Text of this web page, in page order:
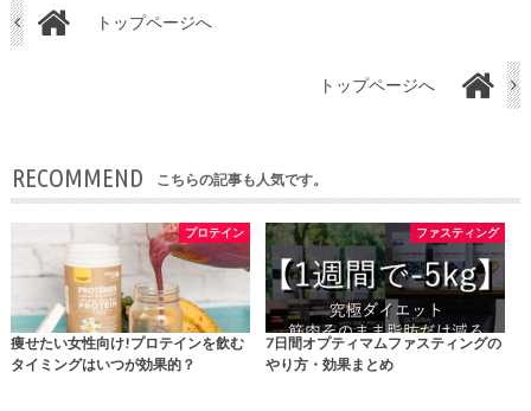
トップページへ
トップページへ
RECOMMEND こちらの記事も人気です。
プロテイン
痩せたい女性向け!プロテインを飲む
タイミングはいつが効果的？
ファスティング
7日間オプティマムファスティングの
やり方・効果まとめ